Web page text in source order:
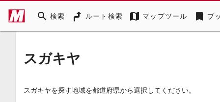
search 検索 ルート検索 map マップツール bookmark ブ
スガキヤ
スガキヤを探す地域を都道府県から選択してください。